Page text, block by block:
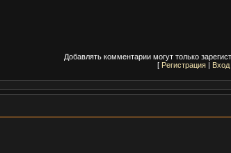
Добавлять комментарии могут только
[ Регистрация Вход